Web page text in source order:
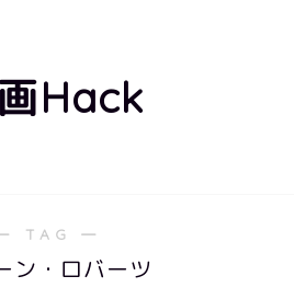
Hack
TAG ―
ン・ロバーツ